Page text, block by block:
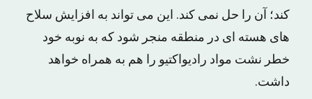
کند؛ آن را حل نمی کند. این می تواند به افزایش سلاح
های هسته ای در منطقه منجر شود که به نوبه خود
خطر نشت مواد رادیواکتیو را هم به همراه خواهد
داشت.